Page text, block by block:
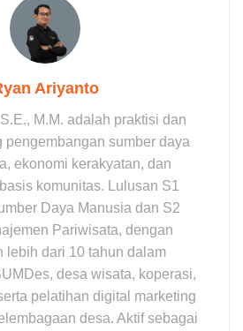
Ariyanto
M.M. adalah praktisi dan
pengembangan sumber daya
ekonomi kerakyatan, dan
komunitas. Lulusan S1
Daya Manusia dan S2
Pariwisata, dengan
lebih dari 10 tahun dalam
desa wisata, koperasi,
pelatihan digital marketing
desa. Aktif sebagai